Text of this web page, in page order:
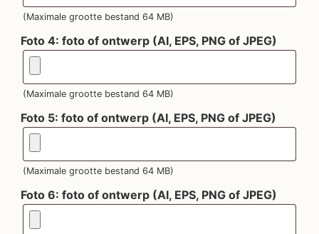
(Maximale grootte bestand 64 MB)
Foto 4: foto of ontwerp (AI, EPS, PNG of JPEG)
(Maximale grootte bestand 64 MB)
Foto 5: foto of ontwerp (AI, EPS, PNG of JPEG)
(Maximale grootte bestand 64 MB)
Foto 6: foto of ontwerp (AI, EPS, PNG of JPEG)